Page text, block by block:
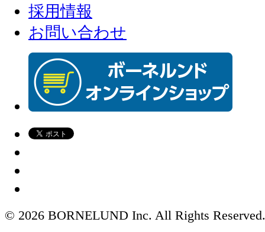
採用情報
お問い合わせ
© 2026 BORNELUND Inc. All Rights Reserved.